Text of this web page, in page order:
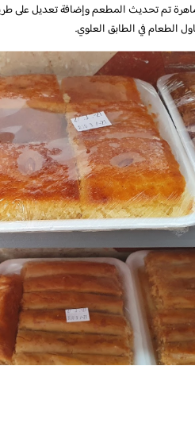
تم تحديث المطعم وإضافة تعديل على
الطعام في الطابق العلوي.